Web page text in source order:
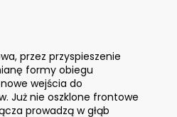
przez przyspieszenie
formy obiegu
wejścia do
Już nie oszklone frontowe
prowadzą w głąb